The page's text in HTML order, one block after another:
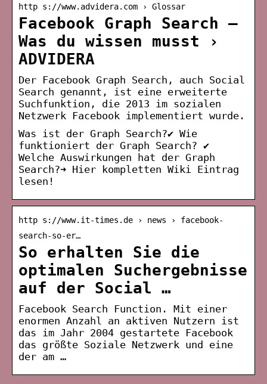
http s://www.advidera.com › Glossar
Facebook Graph Search –
Was du wissen musst ›
ADVIDERA
Der Facebook Graph Search, auch Social
Search genannt, ist eine erweiterte
Suchfunktion, die 2013 im sozialen
Netzwerk Facebook implementiert wurde.
Was ist der Graph Search?✔️ Wie
funktioniert der Graph Search? ✔️
Welche Auswirkungen hat der Graph
Search?➜ Hier kompletten Wiki Eintrag
lesen!
http s://www.it-times.de › news › facebook-
search-so-er…
So erhalten Sie die
optimalen Suchergebnisse
auf der Social …
Facebook Search Function. Mit einer
enormen Anzahl an aktiven Nutzern ist
das im Jahr 2004 gestartete Facebook
das größte Soziale Netzwerk und eine
der am …